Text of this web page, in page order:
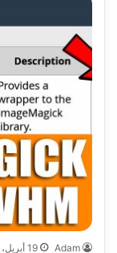
Adam 19 أبريل، 2024